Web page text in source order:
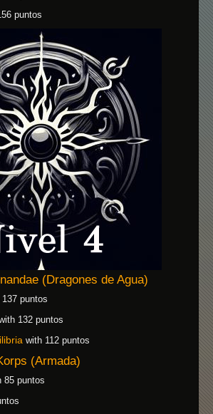
puntos
(Dragones de Agua)
puntos
132 puntos
with 112 puntos
(Armada)
85 puntos